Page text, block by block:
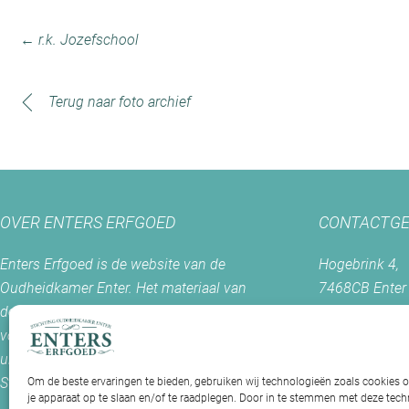
Om de beste ervaringen te bieden, gebruiken wij technologieën zoals cookies
je apparaat op te slaan en/of te raadplegen. Door in te stemmen met deze
← r.k. Jozefschool
Terug naar foto archief
OVER ENTERS ERFGOED
Enters Erfgoed is de website van de
Oudheidkamer Enter. Het materiaal van
deze site mag slechts worden gebruikt
voor welke doeleinden dan ook met
uitdrukkelijke toestemming van de
Stichting Oudheidkamer Enter.
Hogebrink 4,
7468CB Enter
7468 ZH Enter